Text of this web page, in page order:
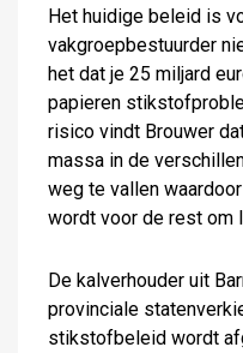
Het huidige beleid is
vakgroepbestuurder
het dat je 25 miljard
papieren
risico vindt Brouwer
massa in de
weg te vallen
wordt voor de rest om
De kalverhouder uit
provinciale
stikstofbeleid wordt